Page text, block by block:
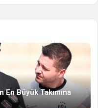
En Büyük Takımına